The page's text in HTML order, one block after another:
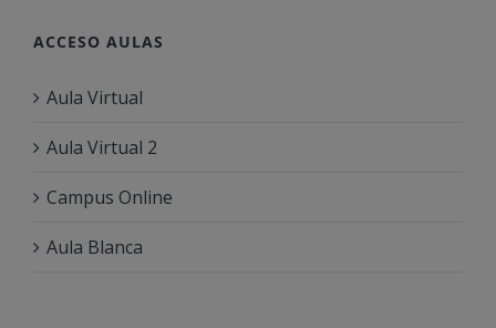
ACCESO AULAS
Aula Virtual
Aula Virtual 2
Campus Online
Aula Blanca